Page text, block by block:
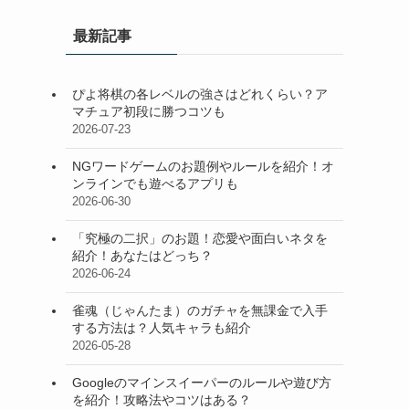
最新記事
ぴよ将棋の各レベルの強さはどれくらい？ア
マチュア初段に勝つコツも
2026-07-23
NGワードゲームのお題例やルールを紹介！オ
ンラインでも遊べるアプリも
2026-06-30
「究極の二択」のお題！恋愛や面白いネタを
紹介！あなたはどっち？
2026-06-24
雀魂（じゃんたま）のガチャを無課金で入手
する方法は？人気キャラも紹介
2026-05-28
Googleのマインスイーパーのルールや遊び方
を紹介！攻略法やコツはある？